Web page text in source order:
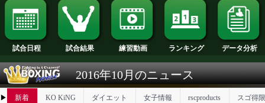
試合日程 試合結果 練習動画 ランキング